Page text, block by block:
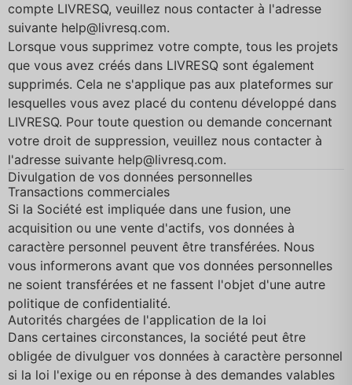
compte LIVRESQ, veuillez nous contacter à l'adresse
suivante help@livresq.com.
Lorsque vous supprimez votre compte, tous les projets
que vous avez créés dans LIVRESQ sont également
supprimés. Cela ne s'applique pas aux plateformes sur
lesquelles vous avez placé du contenu développé dans
LIVRESQ. Pour toute question ou demande concernant
votre droit de suppression, veuillez nous contacter à
l'adresse suivante help@livresq.com.
Divulgation de vos données personnelles
Transactions commerciales
Si la Société est impliquée dans une fusion, une
acquisition ou une vente d'actifs, vos données à
caractère personnel peuvent être transférées. Nous
vous informerons avant que vos données personnelles
ne soient transférées et ne fassent l'objet d'une autre
politique de confidentialité.
Autorités chargées de l'application de la loi
Dans certaines circonstances, la société peut être
obligée de divulguer vos données à caractère personnel
si la loi l'exige ou en réponse à des demandes valables